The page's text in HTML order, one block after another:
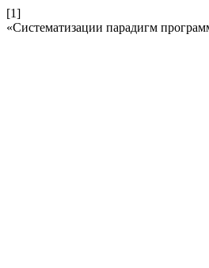
[1]
«Систематизации парадигм